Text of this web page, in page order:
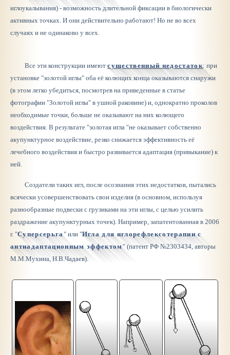
иглоукалывания) - возможность длительной фиксации в биологически
активных точках. И они действительно работают! Но не во всех
случаях и не одинаково у всех.
Все эти конструкции имеютсущественный недостаток: при
установке "золотой иглы" оба её колющих конца оказываются снаружи
(в этом легко убедиться, посмотрев на приведенные в статье
фотографии "Золотой иглы" в ушной раковине) и, однократно проколов
необходимые точки, больше не оказывают на них колющего
воздействия. В результате "золотая игла "не оказывает собственно
акупунктурное воздействие, резко снижается эффективность её
лечебного воздействия и быстро развивается адаптация (привыкание) к
ней.
Создатели таких игл, после осознания этих недостатков, пытались
всячески усовершенствовать свои изделия (в основном, используя
разнообразные подвески с грузиками на эти иглы, с целью усилить
раздражение акупунктурных точек). Например, запатентованная в 2006
г. "Суперсерьга" или "Игла для иглорефлексотерапии с
антиадаптационным эффектом" (патент РФ №2303434, авторы
М.М.Мухина, Н.В.Чадаев).